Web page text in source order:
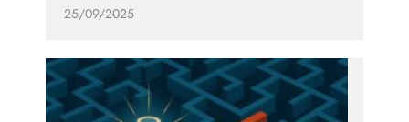
25/09/2025